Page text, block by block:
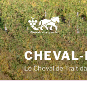
Aller
au
contenu
principal
Le Cheval de Trait